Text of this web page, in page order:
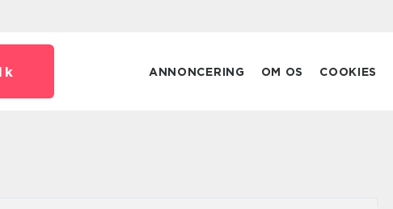
ANNONCERING OM OS COOKIES